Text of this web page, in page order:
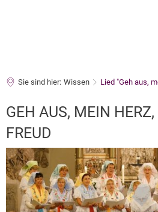
Sie sind hier: Wissen Lied "Geh aus,
Lied
"Geh
aus,
mein
Herz"
GEH AUS, MEIN
FREUD